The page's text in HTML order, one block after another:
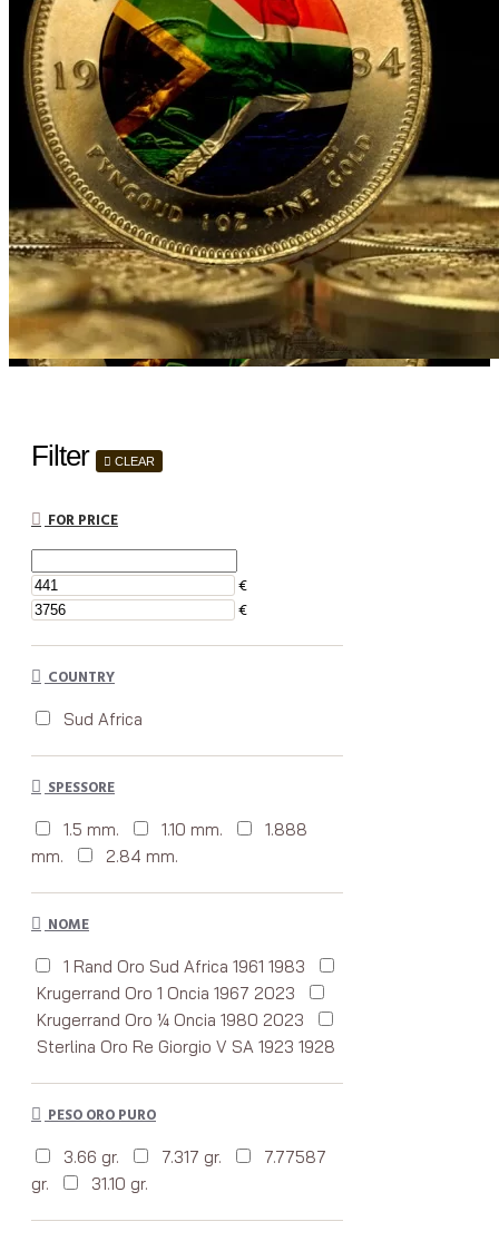
Filter CLEAR
FOR PRICE
€
€
COUNTRY
Sud Africa
SPESSORE
1.5 mm. 1.10 mm.
1.888
mm.
2.84 mm.
NOME
1 Rand Oro Sud Africa 1961 1983
Krugerrand Oro 1 Oncia 1967 2023
Krugerrand Oro ¼ Oncia 1980 2023
Sterlina Oro Re Giorgio V SA 1923 1928
PESO ORO PURO
3.66 gr. 7.317 gr.
7.77587
gr.
31.10 gr.